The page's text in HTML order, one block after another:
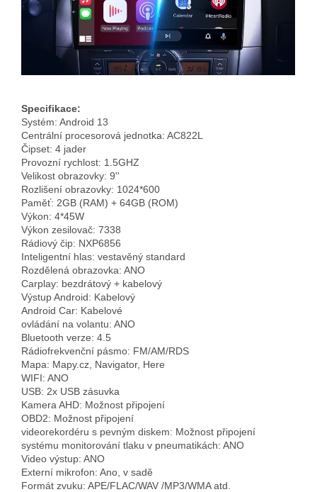
Specifikace:
Systém: Android 13
Centrální procesorová jednotka: AC822L
Čipset: 4 jader
Provozní rychlost: 1.5GHZ
Velikost obrazovky: 9''
Rozlišení obrazovky: 1024*600
Paměť: 2GB (RAM) + 64GB (ROM)
Výkon: 4*45W
Výkon zesilovač: 7338
Rádiový čip: NXP6856
Inteligentní hlas: vestavěný standard
Rozdělená obrazovka: ANO
Carplay: bezdrátový + kabelový
Výstup Android: Kabelový
Android Car: Kabelové
ovládání na volantu: ANO
Bluetooth verze: 4.5
Rádiofrekvenční pásmo: FM/AM/RDS
Mapa: Mapy.cz, Navigator, Here
WIFI: ANO
USB: 2x USB zásuvka
Kamera AHD: Možnost připojení
OBD2: Možnost připojení
videorekordéru s pevným diskem: Možnost připojení
systému monitorování tlaku v pneumatikách: ANO
Video výstup: ANO
Externí mikrofon: Ano, v sadě
Formát zvuku: APE/FLAC/WAV /MP3/WMA atd.